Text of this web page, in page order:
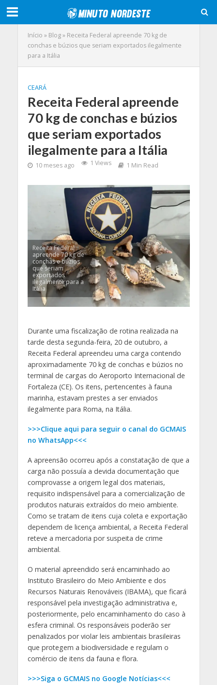
Início » Blog» Receita Federal apreende 70 kg de
conchas e búzios que seriam exportados ilegalmente
para a Itália
CEARÁ
Receita Federal apreende
70 kg de conchas e búzios
que seriam exportados
ilegalmente para a Itália
10 meses ago 1 Views 1 Min Read
Receita Federal
apreende 70 kg de
conchas e búzios
que seriam
exportados
ilegalmente para a
Itália
Durante uma fiscalização de rotina realizada na
tarde desta segunda-feira, 20 de outubro, a
Receita Federal apreendeu uma carga contendo
aproximadamente 70 kg de conchas e búzios no
terminal de cargas do Aeroporto Internacional de
Fortaleza (CE). Os itens, pertencentes à fauna
marinha, estavam prestes a ser enviados
ilegalmente para Roma, na Itália.
>>>Clique aqui para seguir o canal do GCMAIS
no WhatsApp<<<
A apreensão ocorreu após a constatação de que a
carga não possuía a devida documentação que
comprovasse a origem legal dos materiais,
requisito indispensável para a comercialização de
produtos naturais extraídos do meio ambiente.
Como se tratam de itens cuja coleta e exportação
dependem de licença ambiental, a Receita Federal
reteve a mercadoria por suspeita de crime
ambiental.
O material apreendido será encaminhado ao
Instituto Brasileiro do Meio Ambiente e dos
Recursos Naturais Renováveis (IBAMA), que ficará
responsável pela investigação administrativa e,
posteriormente, pelo encaminhamento do caso à
esfera criminal. Os responsáveis poderão ser
penalizados por violar leis ambientais brasileiras
que protegem a biodiversidade e regulam o
comércio de itens da fauna e flora.
>>>Siga o GCMAIS no Google Notícias<<<